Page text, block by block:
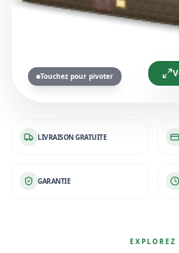
Touchez pour pivoter
LIVRAISON GRATUITE
GARANTIE
EXPLOREZ